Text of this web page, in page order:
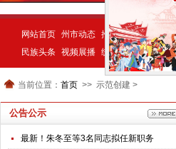
网站首页 州市动态 推荐新闻 公告公示
民族头条
视频展播 统一战线 民族动态
当前位置： 首页 >> 示范创建 >
公告公示
最新！朱冬至等3名同志拟任新职务